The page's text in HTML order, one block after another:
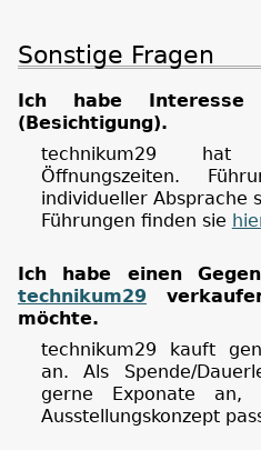
Sonstige Fragen
Ich habe
(Besichtigung).
technikum29 hat
Öffnungszeiten.
individueller Absprache
Führungen finden sie
Ich habe einen
technikum29
möchte.
technikum29 kauft
an. Als Spende/
gerne Exponate
Ausstellungskonzept